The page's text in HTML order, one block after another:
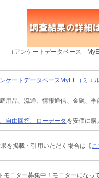
（アンケートデータベース「
ンケートデータベースMyEL（ミエル
用品、流通、情報通信、金融、季
自由回答、ローデータ を安価に購
を掲載・引用いただく場合は【
ニター募集中！モニターになっ